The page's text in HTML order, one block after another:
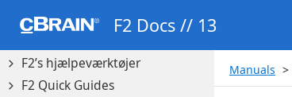
F2 Docs // 13
F2 Manager 2
F2’s hjælpeværktøjer
F2 Quick Guides
Manuals